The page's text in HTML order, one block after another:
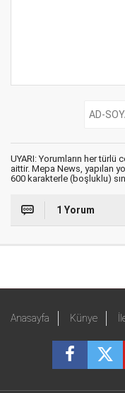
UYARI: Yorumların her
aittir. Mepa News, yapılan
600 karakterle (boşluklu)
1 Yorum
Anasayfa Künye